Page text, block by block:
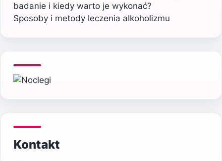
badanie i kiedy warto je wykonać?
Sposoby i metody leczenia alkoholizmu
Kontakt